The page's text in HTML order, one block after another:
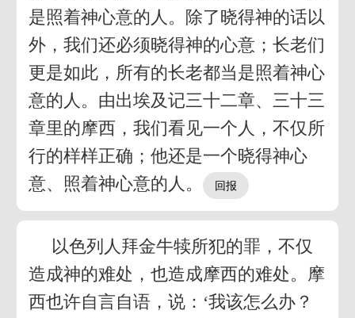
是照着神心意的人。除了晓得神的话以
外，我们还必须晓得神的心意；长老们
更是如此，所有的长老都当是照着神心
意的人。由出埃及记三十二章、三十三
章里的摩西，我们看见一个人，不仅所
行的样样正确；他还是一个晓得神心
意、照着神心意的人。
以色列人拜金牛犊所犯的罪，不仅
造成神的难处，也造成摩西的难处。摩
西也许自言自语，说：‘我该怎么办？